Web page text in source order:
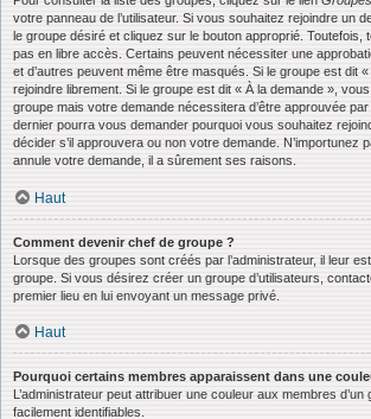
votre panneau de l’utilisateur. Si vous souhaitez rejoindre un
le groupe désiré et cliquez sur le bouton approprié. Toutefois,
pas en libre accès. Certains peuvent nécessiter une
et d’autres peuvent même être masqués. Si le groupe est dit
rejoindre librement. Si le groupe est dit « À la demande »,
groupe mais votre demande nécessitera d’être approuvée
dernier pourra vous demander pourquoi vous souhaitez
décider s’il approuvera ou non votre demande. N’importunez
annule votre demande, il a sûrement ses raisons.
Haut
Comment devenir chef de groupe ?
Lorsque des groupes sont créés par l’administrateur, il leur
groupe. Si vous désirez créer un groupe d’utilisateurs,
premier lieu en lui envoyant un message privé.
Haut
Pourquoi certains membres apparaissent dans une
L’administrateur peut attribuer une couleur aux membres
facilement identifiables.